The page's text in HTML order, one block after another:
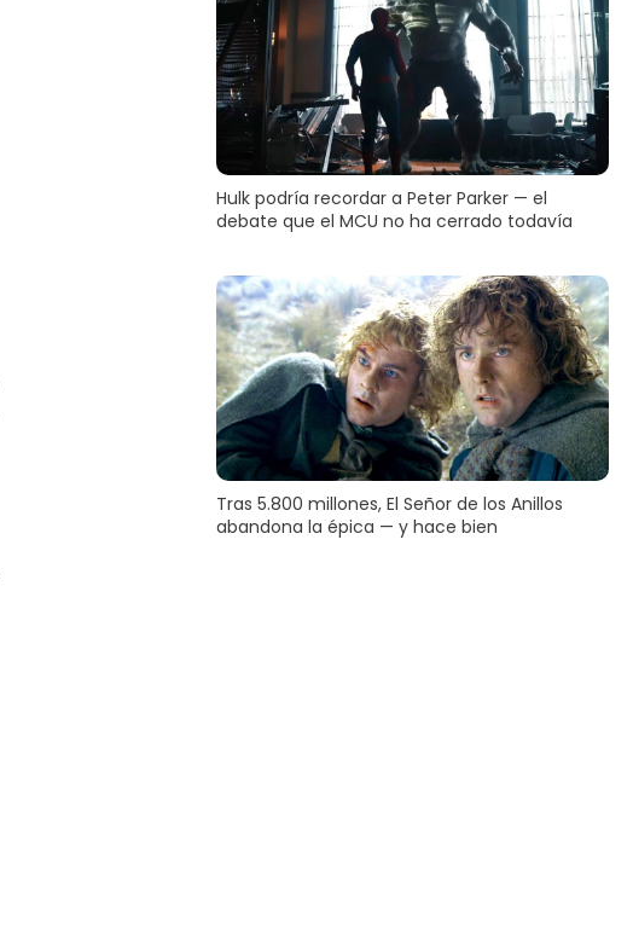
Hulk podría recordar a Peter Parker — el
debate que el MCU no ha cerrado todavía
Tras 5.800 millones, El Señor de los Anillos
abandona la épica — y hace bien